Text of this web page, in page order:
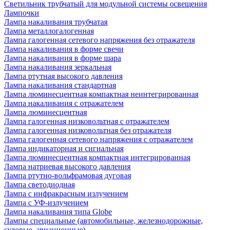
Светильник трубчатый для модульной системы освещения
Лампочки
Лампа накаливания трубчатая
Лампа металлогалогенная
Лампа галогенная сетевого напряжения без отражателя
Лампа накаливания в форме свечи
Лампа накаливания в форме шара
Лампа накаливания зеркальная
Лампа ртутная высокого давления
Лампа накаливания стандартная
Лампа люминесцентная компактная неинтегрированная
Лампа накаливания с отражателем
Лампа люминесцентная
Лампа галогенная низковольтная с отражателем
Лампа галогенная низковольтная без отражателя
Лампа галогенная сетевого напряжения с отражателем
Лампа индикаторная и сигнальная
Лампа люминесцентная компактная интегрированная
Лампа натриевая высокого давления
Лампа ртутно-вольфрамовая дуговая
Лампа светодиодная
Лампа с инфракрасным излучением
Лампа с УФ-излучением
Лампа накаливания типа Globe
Лампы специальные (автомобильные, железнодорожные,